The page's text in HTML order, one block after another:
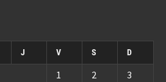
J V S D
1 2
3